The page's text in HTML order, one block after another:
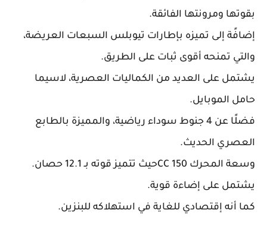
بقوتها ومرونتها الفائقة.
إضافًة إلى تميزه بإطارات تيوبلس السبعات العريضة،
والتي تمنحه أقوى ثبات على الطريق.
يشتمل على العديد من الكماليات العصرية، لاسيما
حامل الموبايل.
فضلًا عن 4 جنوط سوداء رياضية، والمميزة بالطابع
العصري الحديث.
وسعة المحرك 150 CCحيث تتميز قوته بـ 12.1 حصان.
يشتمل على إضاءة قوية.
كما أنه إقتصادي للغاية في استهلاكه للبنزين.